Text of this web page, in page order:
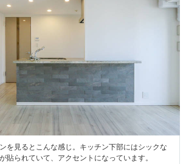
を見るとこんな感じ。キッチン下部にはシックな
貼られていて、アクセントになっています。